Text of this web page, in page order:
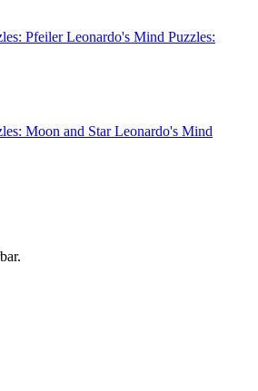
Leonardo's Mind Puzzles:
Leonardo's Mind